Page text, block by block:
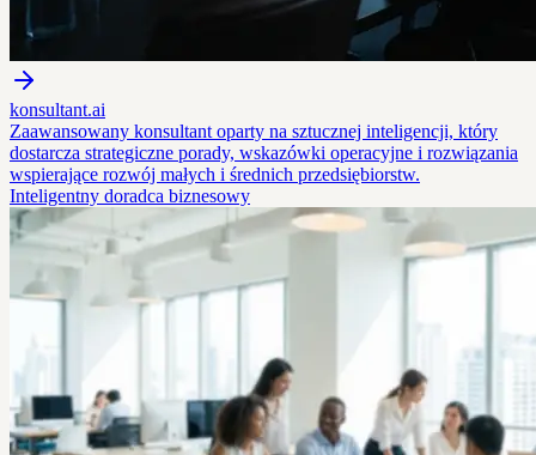
konsultant.ai
Zaawansowany konsultant oparty na sztucznej inteligencji, który
dostarcza strategiczne porady, wskazówki operacyjne i rozwiązania
wspierające rozwój małych i średnich przedsiębiorstw.
Inteligentny doradca biznesowy